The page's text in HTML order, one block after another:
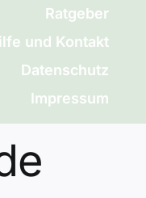
Ratgeber
und Kontakt
Datenschutz
Impressum